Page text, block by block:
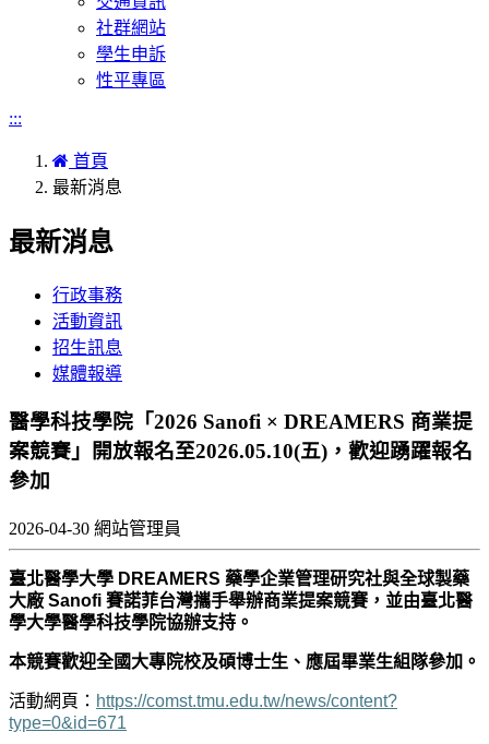
社群網站
學生申訴
性平專區
:::
首頁
最新消息
最新消息
行政事務
活動資訊
招生訊息
媒體報導
醫學科技學院「2026 Sanofi × DREAMERS 商業提
案競賽」開放報名至2026.05.10(五)，歡迎踴躍報名
參加
2026-04-30 網站管理員
臺北醫學大學 DREAMERS 藥學企業管理研究社與全球製藥
大廠 Sanofi 賽諾菲台灣攜手舉辦商業提案競賽，並由臺北醫
學大學醫學科技學院協辦支持。
本競賽歡迎全國大專院校及碩博士生、應屆畢業生組隊參加。
活動網頁： https://comst.tmu.edu.tw/news/content?
type=0&id=671